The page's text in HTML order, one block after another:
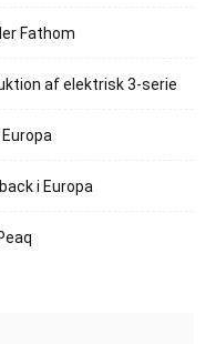
Fathom
af elektrisk 3-serie
i Europa